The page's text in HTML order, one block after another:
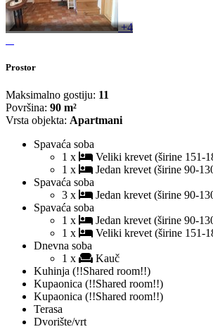
+4
Prostor
Maksimalno gostiju: 11
Površina: 90 m²
Vrsta objekta: Apartmani
Spavaća soba
1 x
Veliki krevet (širine 151-
1 x
Jedan krevet (širine 90-
Spavaća soba
3 x
Jedan krevet (širine 90-
Spavaća soba
1 x
Jedan krevet (širine 90-
1 x
Veliki krevet (širine 151-
Dnevna soba
1 x
Kauč
Kuhinja (!!Shared room!!)
Kupaonica (!!Shared room!!)
Kupaonica (!!Shared room!!)
Terasa
Dvorište/vrt